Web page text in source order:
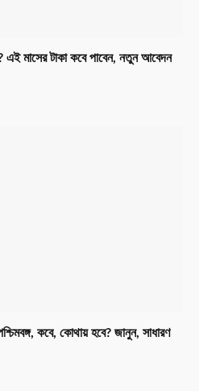
এই মাসের টাকা কবে পাবেন, নতুন আবেদন
কবে, কোথায় হবে? জানুন, সাধারণ